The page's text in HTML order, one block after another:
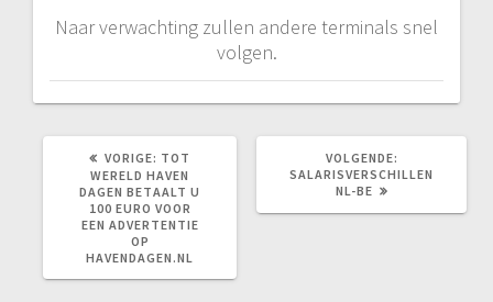
Naar verwachting zullen andere terminals snel
volgen.
VORIGE: VORIG
BERICHT:
TOT
WERELD HAVEN
DAGEN BETAALT U
100 EURO VOOR
EEN ADVERTENTIE
OP
HAVENDAGEN.NL
VOLGENDE:
BERICHT:
SALARISVERSCHILLEN
NL-BE